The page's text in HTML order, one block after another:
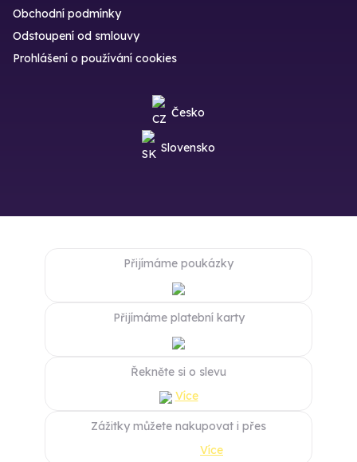
Obchodní podmínky
Odstoupení od smlouvy
Prohlášení o používání cookies
Česko
Slovensko
Přijímáme poukázky
Přijímáme platební karty
Řekněte si o slevu
Více
Zážitky můžete nakupovat i přes
Více